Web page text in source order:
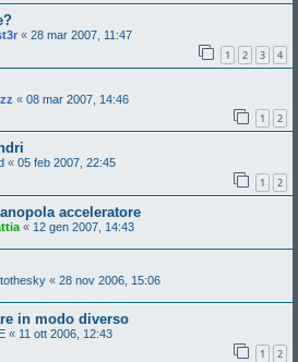
« 28 mar 2007, 11:47
1 2 3 4
« 08 mar 2007, 14:46
1 2
« 05 feb 2007, 22:45
1 2
acceleratore
« 12 gen 2007, 14:43
« 28 nov 2006, 15:06
in modo diverso
« 11 ott 2006, 12:43
1 2